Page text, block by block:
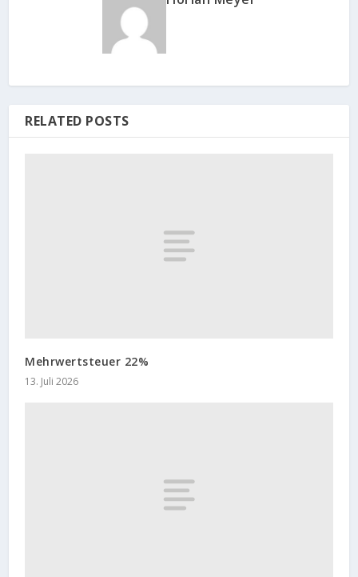
RELATED POSTS
Mehrwertsteuer 22%
13. Juli 2026